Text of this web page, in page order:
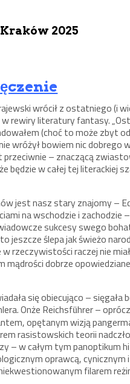
2025
wrócił z ostatniego (i
rewiry literatury fantasy.
(choć to może zbyt
wróżył bowiem nic dobrego
– znaczącą
będzie w całej tej
jest nasz stary znajomy –
na wschodzie i
sukcesy swego
jeszcze ślepa jak świeżo
rzeczywistości raczej nie
dobrze
się obiecująco –
Onże Reichsführer –
opętanym wizją
rasistowskich teorii
– w całym tym panoptikum
oprawcą,
filarem